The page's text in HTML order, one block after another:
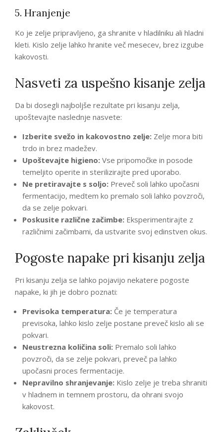
5. Hranjenje
Ko je zelje pripravljeno, ga shranite v hladilniku ali hladni
kleti. Kislo zelje lahko hranite več mesecev, brez izgube
kakovosti.
Nasveti za uspešno kisanje zelja
Da bi dosegli najboljše rezultate pri kisanju zelja,
upoštevajte naslednje nasvete:
Izberite svežo in kakovostno zelje: Zelje mora biti
trdo in brez madežev.
Upoštevajte higieno: Vse pripomočke in posode
temeljito operite in sterilizirajte pred uporabo.
Ne pretiravajte s soljo: Preveč soli lahko upočasni
fermentacijo, medtem ko premalo soli lahko povzroči,
da se zelje pokvari.
Poskusite različne začimbe: Eksperimentirajte z
različnimi začimbami, da ustvarite svoj edinstven okus.
Pogoste napake pri kisanju zelja
Pri kisanju zelja se lahko pojavijo nekatere pogoste
napake, ki jih je dobro poznati:
Previsoka temperatura: Če je temperatura
previsoka, lahko kislo zelje postane preveč kislo ali se
pokvari.
Neustrezna količina soli: Premalo soli lahko
povzroči, da se zelje pokvari, preveč pa lahko
upočasni proces fermentacije.
Nepravilno shranjevanje: Kislo zelje je treba shraniti
v hladnem in temnem prostoru, da ohrani svojo
kakovost.